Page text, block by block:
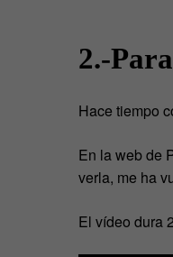
2.-
Hace tiempo
En la web de
verla, me ha
El vídeo dura